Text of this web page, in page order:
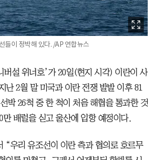
들이 정박해 있다. /AP 연합뉴스
설 위너호’가 20일(현지 시각) 이란이 사
난 2월 말 미국과 이란 전쟁 발발 이후 81
박 26척 중 한 척이 처음 해협을 통과한 것
배럴을 싣고 울산에 입항 예정이다.
“우리 유조선이 이란 측과 협의로 호르무